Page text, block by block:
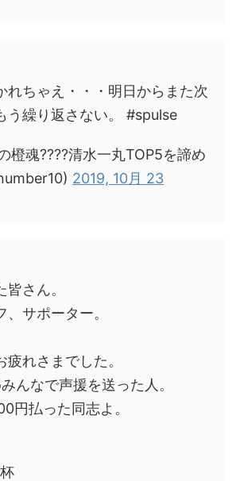
れちゃえ・・・明日からまた次
う繰り返さない。 #spulse
橙魂????清水一丸TOP5を諦め
2019, 10月 23
さん。
サポーター。
れさまでした。
んなで声援を送った人。
円払った同志よ。